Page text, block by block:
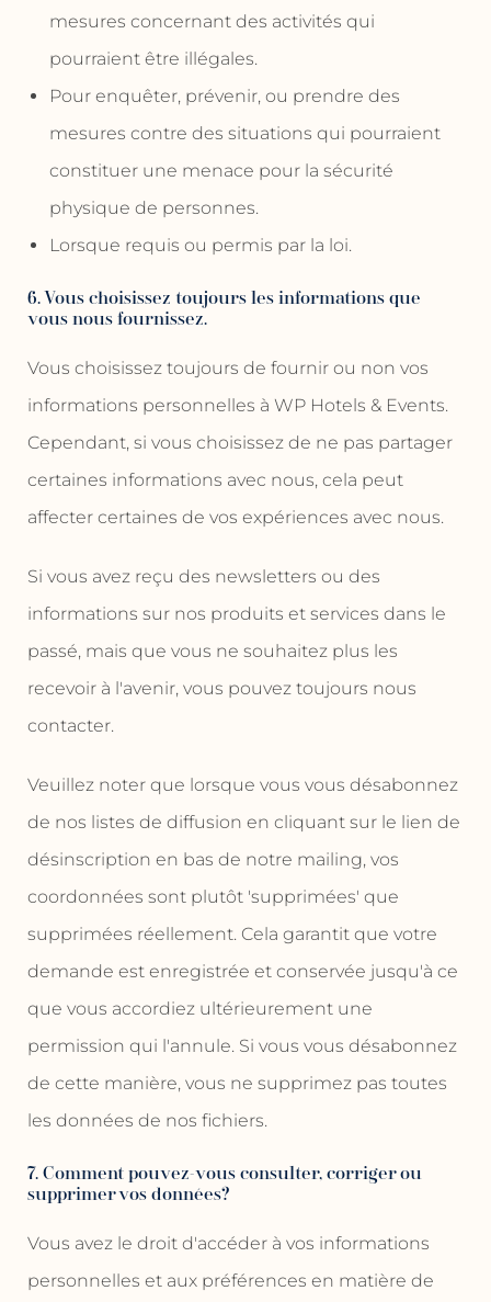
mesures concernant des activités qui
pourraient être illégales.
Pour enquêter, prévenir, ou prendre des
mesures contre des situations qui pourraient
constituer une menace pour la sécurité
physique de personnes.
Lorsque requis ou permis par la loi.
6. Vous choisissez toujours les informations que
vous nous fournissez.
Vous choisissez toujours de fournir ou non vos
informations personnelles à WP Hotels & Events.
Cependant, si vous choisissez de ne pas partager
certaines informations avec nous, cela peut
affecter certaines de vos expériences avec nous.
Si vous avez reçu des newsletters ou des
informations sur nos produits et services dans le
passé, mais que vous ne souhaitez plus les
recevoir à l'avenir, vous pouvez toujours nous
contacter.
Veuillez noter que lorsque vous vous désabonnez
de nos listes de diffusion en cliquant sur le lien de
désinscription en bas de notre mailing, vos
coordonnées sont plutôt 'supprimées' que
supprimées réellement. Cela garantit que votre
demande est enregistrée et conservée jusqu'à ce
que vous accordiez ultérieurement une
permission qui l'annule. Si vous vous désabonnez
de cette manière, vous ne supprimez pas toutes
les données de nos fichiers.
7. Comment pouvez-vous consulter, corriger ou
supprimer vos données?
Vous avez le droit d'accéder à vos informations
personnelles et aux préférences en matière de